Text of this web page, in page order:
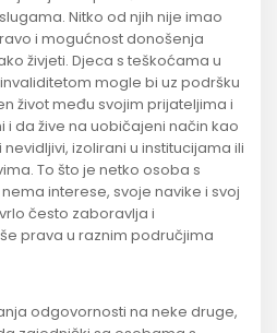
Nitko od njih nije imao
i mogućnost donošenja
živjeti. Djeca s teškoćama u
mogle bi uz podršku
život među svojim prijateljima i
i da žive na uobičajeni način kao
nevidljivi, izolirani u institucijama ili
To što je netko osoba s
interese, svoje navike i svoj
često zaboravlja i
prava u raznim područjima
odgovornosti na neke druge,